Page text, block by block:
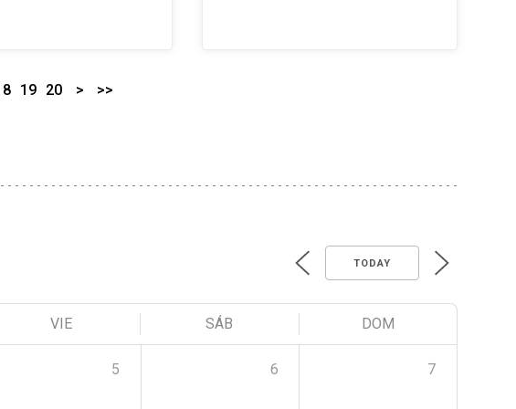
19 20 > >>
TODAY
VIE SÁB DOM
5 6 7